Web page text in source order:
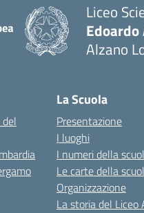
Liceo
Alzano
La Scuola
Presentazione
I luoghi
I numeri della
Le carte della
Organizzazione
La storia del Liceo